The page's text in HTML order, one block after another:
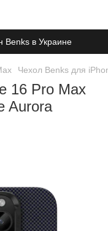
Benks в Украине
Чехол Benks для
16 Pro Max
Aurora